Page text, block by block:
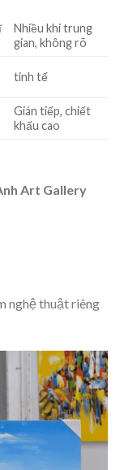
Nhiều khi trung
gian, không rõ
tinh tế
Gián tiếp, chiết
khấu cao
Art Gallery
nghệ thuật riêng